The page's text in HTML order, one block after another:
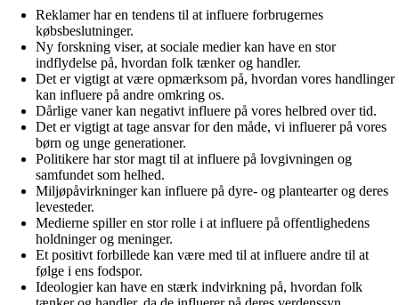
Reklamer har en tendens til at influere forbrugernes
købsbeslutninger.
Ny forskning viser, at sociale medier kan have en stor
indflydelse på, hvordan folk tænker og handler.
Det er vigtigt at være opmærksom på, hvordan vores handlinger
kan influere på andre omkring os.
Dårlige vaner kan negativt influere på vores helbred over tid.
Det er vigtigt at tage ansvar for den måde, vi influerer på vores
børn og unge generationer.
Politikere har stor magt til at influere på lovgivningen og
samfundet som helhed.
Miljøpåvirkninger kan influere på dyre- og plantearter og deres
levesteder.
Medierne spiller en stor rolle i at influere på offentlighedens
holdninger og meninger.
Et positivt forbillede kan være med til at influere andre til at
følge i ens fodspor.
Ideologier kan have en stærk indvirkning på, hvordan folk